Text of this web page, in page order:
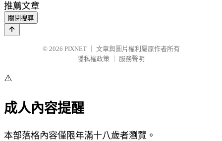
推薦文章
關閉搜尋
© 2026 PIXNET
文章與圖片權利屬原作者所有
隱私權政策
服務聲明
⚠️
成人內容提醒
本部落格內容僅限年滿十八歲者瀏覽。